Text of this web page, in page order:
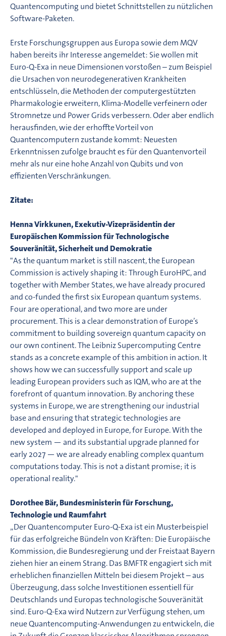
Quantencomputing und bietet Schnittstellen zu nützlichen
Software-Paketen.
Erste Forschungsgruppen aus Europa sowie dem MQV
haben bereits ihr Interesse angemeldet: Sie wollen mit
Euro-Q-Exa in neue Dimensionen vorstoßen – zum Beispiel
die Ursachen von neurodegenerativen Krankheiten
entschlüsseln, die Methoden der computergestützten
Pharmakologie erweitern, Klima-Modelle verfeinern oder
Stromnetze und Power Grids verbessern. Oder aber endlich
herausfinden, wie der erhoffte Vorteil von
Quantencomputern zustande kommt: Neuesten
Erkenntnissen zufolge braucht es für den Quantenvorteil
mehr als nur eine hohe Anzahl von Qubits und von
effizienten Verschränkungen.
Zitate:
Henna Virkkunen, Exekutiv-Vizepräsidentin der
Europäischen Kommission für Technologische
Souveränität, Sicherheit und Demokratie
"As the quantum market is still nascent, the European
Commission is actively shaping it: Through EuroHPC, and
together with Member States, we have already procured
and co-funded the first six European quantum systems.
Four are operational, and two more are under
procurement. This is a clear demonstration of Europe’s
commitment to building sovereign quantum capacity on
our own continent. The Leibniz Supercomputing Centre
stands as a concrete example of this ambition in action. It
shows how we can successfully support and scale up
leading European providers such as IQM, who are at the
forefront of quantum innovation. By anchoring these
systems in Europe, we are strengthening our industrial
base and ensuring that strategic technologies are
developed and deployed in Europe, for Europe. With the
new system — and its substantial upgrade planned for
early 2027 — we are already enabling complex quantum
computations today. This is not a distant promise; it is
operational reality."
Dorothee Bär, Bundesministerin für Forschung,
Technologie und Raumfahrt
„Der Quantencomputer Euro-Q-Exa ist ein Musterbeispiel
für das erfolgreiche Bündeln von Kräften: Die Europäische
Kommission, die Bundesregierung und der Freistaat Bayern
ziehen hier an einem Strang. Das BMFTR engagiert sich mit
erheblichen finanziellen Mitteln bei diesem Projekt – aus
Überzeugung, dass solche Investitionen essentiell für
Deutschlands und Europas technologische Souveränität
sind. Euro-Q-Exa wird Nutzern zur Verfügung stehen, um
neue Quantencomputing-Anwendungen zu entwickeln, die